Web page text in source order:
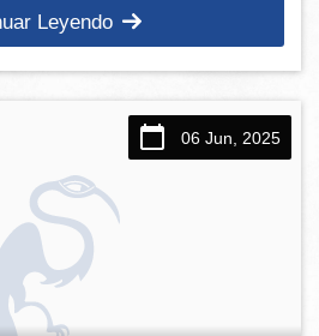
Leyendo
06 Jun, 2025